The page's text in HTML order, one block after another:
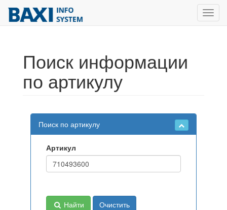
Поиск информации
по артикулу
Поиск по артикулу
Артикул
Найти Очистить